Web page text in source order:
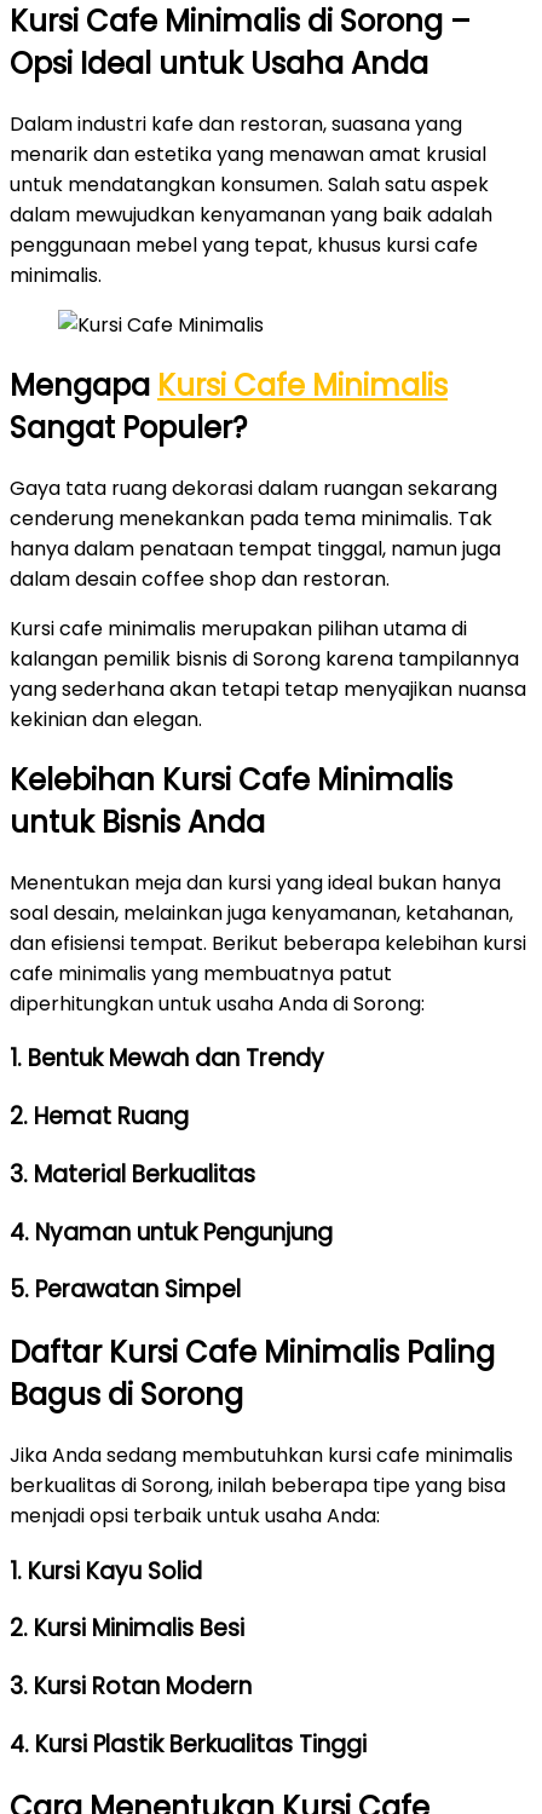
Kursi Cafe Minimalis di Sorong –
Opsi Ideal untuk Usaha Anda
Dalam industri kafe dan restoran, suasana yang
menarik dan estetika yang menawan amat krusial
untuk mendatangkan konsumen. Salah satu aspek
dalam mewujudkan kenyamanan yang baik adalah
penggunaan mebel yang tepat, khusus kursi cafe
minimalis.
Mengapa Kursi Cafe Minimalis
Sangat Populer?
Gaya tata ruang dekorasi dalam ruangan sekarang
cenderung menekankan pada tema minimalis. Tak
hanya dalam penataan tempat tinggal, namun juga
dalam desain coffee shop dan restoran.
Kursi cafe minimalis merupakan pilihan utama di
kalangan pemilik bisnis di Sorong karena tampilannya
yang sederhana akan tetapi tetap menyajikan nuansa
kekinian dan elegan.
Kelebihan Kursi Cafe Minimalis
untuk Bisnis Anda
Menentukan meja dan kursi yang ideal bukan hanya
soal desain, melainkan juga kenyamanan, ketahanan,
dan efisiensi tempat. Berikut beberapa kelebihan kursi
cafe minimalis yang membuatnya patut
diperhitungkan untuk usaha Anda di Sorong:
1. Bentuk Mewah dan Trendy
2. Hemat Ruang
3. Material Berkualitas
4. Nyaman untuk Pengunjung
5. Perawatan Simpel
Daftar Kursi Cafe Minimalis Paling
Bagus di Sorong
Jika Anda sedang membutuhkan kursi cafe minimalis
berkualitas di Sorong, inilah beberapa tipe yang bisa
menjadi opsi terbaik untuk usaha Anda:
1. Kursi Kayu Solid
2. Kursi Minimalis Besi
3. Kursi Rotan Modern
4. Kursi Plastik Berkualitas Tinggi